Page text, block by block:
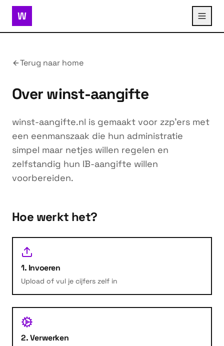
W
Terug naar home
Over winst-aangifte
winst-aangifte.nl is gemaakt voor zzp'ers met
een eenmanszaak die hun administratie
simpel maar netjes willen regelen en
zelfstandig hun IB-aangifte willen
voorbereiden.
Hoe werkt het?
1. Invoeren
Upload of vul je cijfers zelf in
2. Verwerken